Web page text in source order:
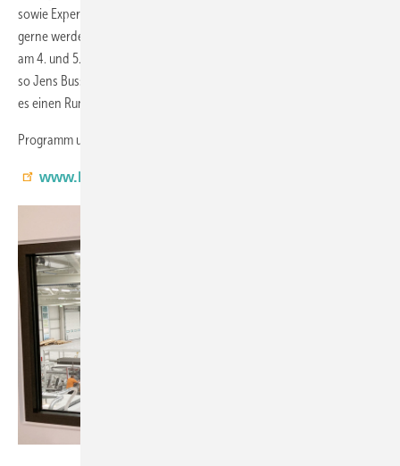
sowie Expertenunterstützung. Interessierte Kunden und alle, die es
gerne werden möchten, sind eingeladen, den virtuellen Partnertag
am 4. und 5. März 2021 zu besuchen und sich näher zu informieren“,
so Jens Busse, der neue Geschäftsführer Vertrieb. Unter anderem gibt
es einen Rundgang durch die neue Produktion in Büdelsdorf.
Programm und Anmeldung:
www.hilzinger.de/partnertag2021